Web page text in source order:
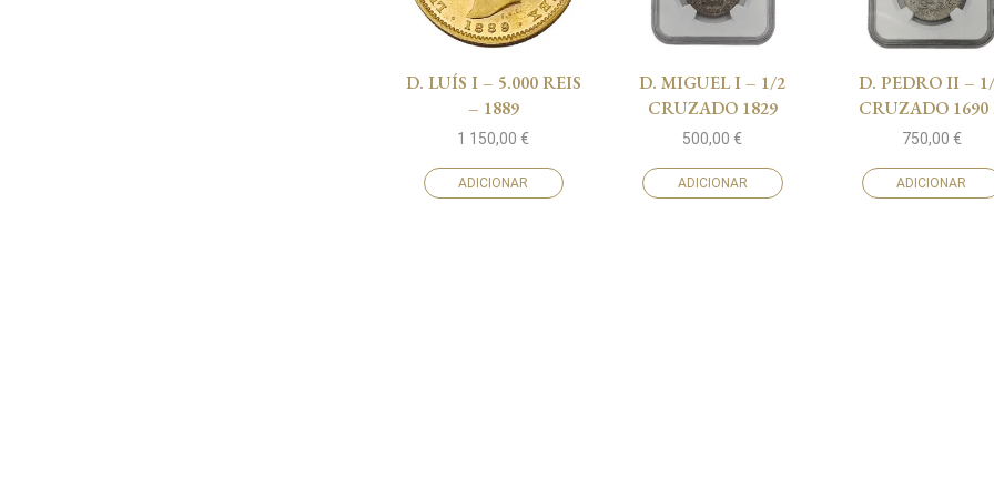
D. LUÍS I – 5.000 REIS
– 1889
1 150,00€
ADICIONAR
D. MIGUEL I – 1/2
CRUZADO 1829
500,00€
ADICIONAR
D. PEDRO II –
CRUZADO 1690
750,00 €
ADICIONAR